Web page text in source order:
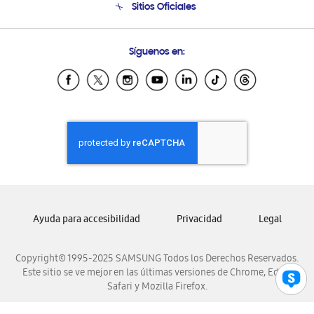
Soporte vía eMail
Sitios Oficiales
Samsung Ecuador
Samsung El Salvador
Samsung Honduras
Samsung Nicaragua
Samsung Panamá
Samsung Venezuela
Síguenos en:
Copyright© 1995-2025 SAMSUNG Todos los Derechos Reservados.
Este sitio se ve mejor en las últimas versiones de Chrome, Edge,
Safari y Mozilla Firefox.
Ayuda para accesibilidad Privacidad Legal